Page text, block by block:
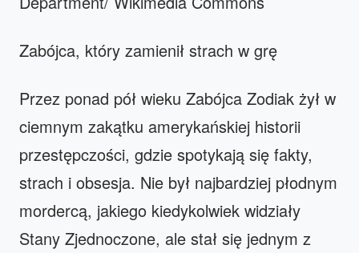
Zabójca, który zamienił strach w grę
Przez ponad pół wieku Zabójca Zodiak żył w
ciemnym zakątku amerykańskiej historii
przestępczości, gdzie spotykają się fakty,
strach i obsesja. Nie był najbardziej płodnym
mordercą, jakiego kiedykolwiek widziały
Stany Zjednoczone, ale stał się jednym z